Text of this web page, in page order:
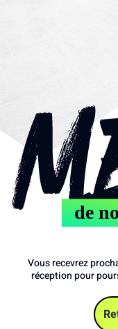
Vous recevrez
réception pour